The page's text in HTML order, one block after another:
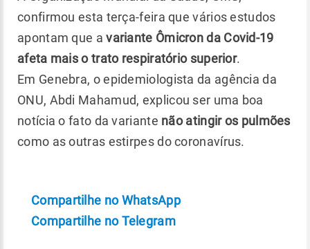
confirmou esta terça-feira que vários estudos
apontam que a variante Ômicron da Covid-19
afeta mais o trato respiratório superior.
Em Genebra, o epidemiologista da agência da
ONU, Abdi Mahamud, explicou ser uma boa
notícia o fato da variante não atingir os pulmões
como as outras estirpes do coronavírus.
Compartilhe no WhatsApp
Compartilhe no Telegram